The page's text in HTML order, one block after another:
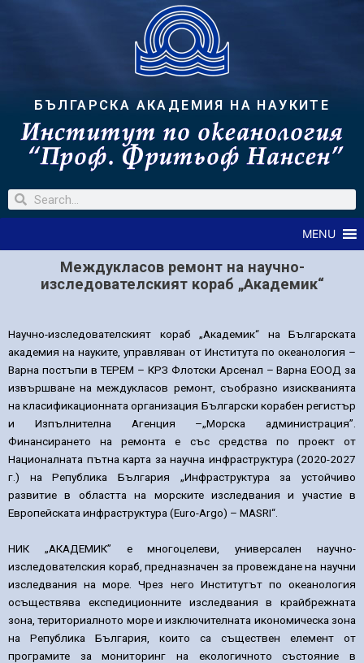
БЪЛГАРСКА АКАДЕМИЯ НА НАУКИТЕ
MENU
Междукласов ремонт на научно-
изследователският кораб „Академик“
Научно-изследователският кораб „Академик“ на Българската
академия на науките, управляван от Института по океанология –
Варна постъпи в ТЕРЕМ – КРЗ Флотски Арсенал – Варна ЕООД за
извършване на междукласов ремонт, съобразно изискванията
на класификационната организация Български корабен регистър
и Изпълнителна Агенция –„Морска администрация”.
Финансирането на ремонта е със средства по проект от
Националната пътна карта за научна инфраструктура (2020-2027
г.) на Република България „Инфраструктура за устойчиво
развитие в областта на морските изследвания и участие в
Европейската инфраструктура (Euro-Argo) – МАSRI“.
НИК „АКАДЕМИК” е многоцелеви, универсален научно-
изследователския кораб, предназначен за провеждане на научни
изследвания на море. Чрез него Институтът по океанология
осъществява експедиционните изследвания в крайбрежната
зона, териториалното море и изключителната икономическа зона
на Република България, които са съществен елемент от
програмите за мониторинг на екологичното състояние в